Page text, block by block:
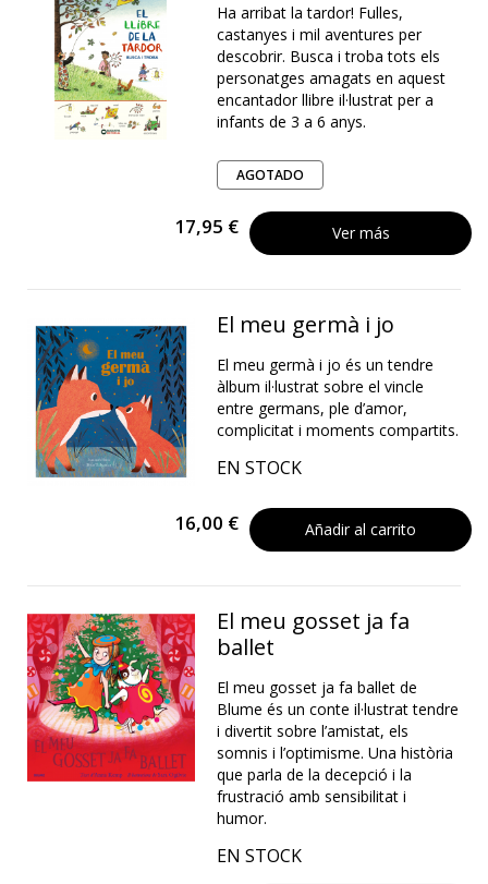
Ha arribat la tardor! Fulles,
castanyes i mil aventures per
descobrir. Busca i troba tots els
personatges amagats en aquest
encantador llibre il·lustrat per a
infants de 3 a 6 anys.
AGOTADO
17,95 € Ver más
El meu germà i jo
El meu germà i jo és un tendre
àlbum il·lustrat sobre el vincle
entre germans, ple d’amor,
complicitat i moments compartits.
EN STOCK
16,00 € Añadir al carrito
El meu gosset ja fa
ballet
El meu gosset ja fa ballet de
Blume és un conte il·lustrat tendre
i divertit sobre l’amistat, els
somnis i l’optimisme. Una història
que parla de la decepció i la
frustració amb sensibilitat i
humor.
EN STOCK